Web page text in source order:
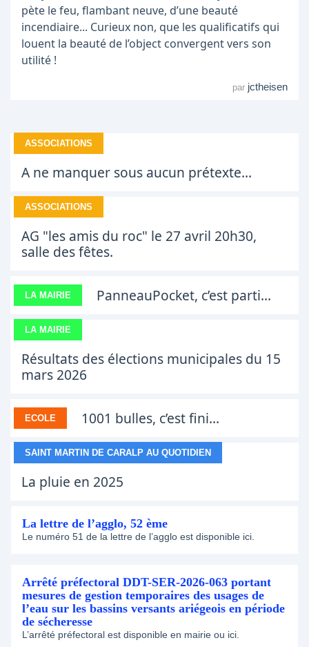
pète le feu, flambant neuve, d’une beauté
incendiaire... Curieux non, que les qualificatifs qui
louent la beauté de l’object convergent vers son
utilité !
par jctheisen
ASSOCIATIONS
A ne manquer sous aucun prétexte...
ASSOCIATIONS
AG "les amis du roc" le 27 avril 20h30,
salle des fêtes.
LA MAIRIE PanneauPocket, c’est parti...
LA MAIRIE
Résultats des élections municipales du 15
mars 2026
ECOLE 1001 bulles, c’est fini...
SAINT MARTIN DE CARALP AU QUOTIDIEN
La pluie en 2025
La lettre de l’agglo, 52 ème
Le numéro 51 de la lettre de l’agglo est disponible ici.
Arrêté préfectoral DDT-SER-2026-063 portant
mesures de gestion temporaires des usages de
l’eau sur les bassins versants ariégeois en période
de sécheresse
L’arrêté préfectoral est disponible en mairie ou ici.